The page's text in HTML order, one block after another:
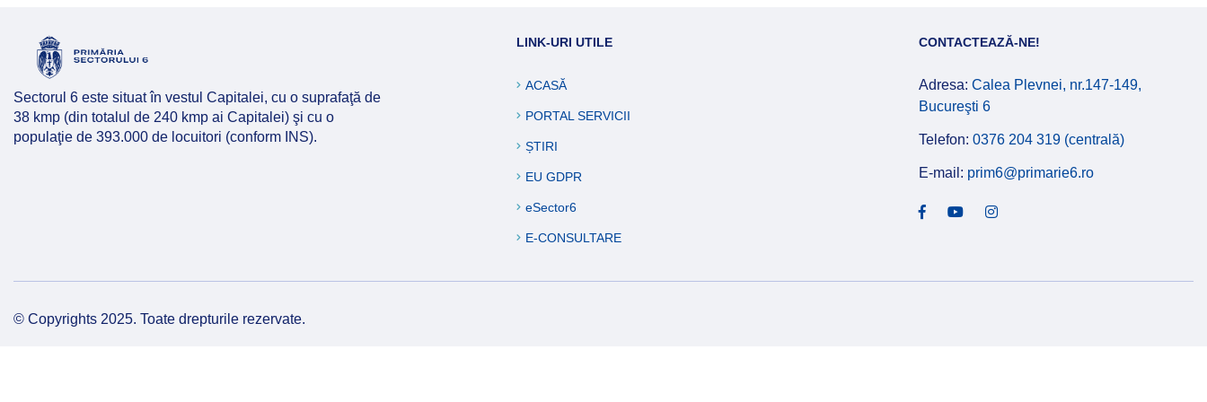
Sectorul 6 este situat în vestul Capitalei, cu o suprafaţă de
38 kmp (din totalul de 240 kmp ai Capitalei) şi cu o
populaţie de 393.000 de locuitori (conform INS).
LINK-URI UTILE
ACASĂ
PORTAL SERVICII
ȘTIRI
EU GDPR
eSector6
E-CONSULTARE
CONTACTEAZĂ-NE!
Adresa: Calea Plevnei, nr.147-149,
Bucureşti 6
Telefon: 0376 204 319 (centrală)
E-mail: prim6@primarie6.ro
© Copyrights 2025. Toate drepturile rezervate.